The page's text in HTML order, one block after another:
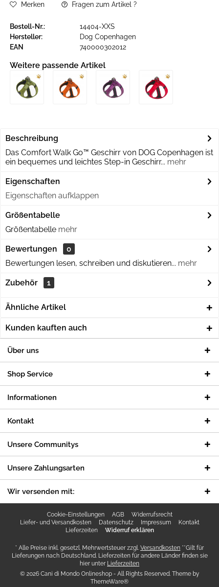
Merken Fragen zum Artikel ?
Bestell-Nr.:
14404-XXS
Hersteller:
Dog Copenhagen
EAN
740000302012
Weitere passende Artikel
Beschreibung
Das Comfort Walk Go™ Geschirr von DOG Copenhagen ist
ein bequemes und leichtes Step-in Geschirr... mehr
Eigenschaften
Eigenschaften aufklappen
Größentabelle
Größentabelle mehr
Bewertungen
0
Bewertungen lesen, schreiben und diskutieren... mehr
Zubehör 1
Ähnliche Artikel
Kunden kauften auch
Über uns
Shop Service
Informationen
Kontakt
Unsere Communitys
Unsere Zahlungsarten
Wir versenden mit:
Cookie-Einstellungen AGB
Widerrufsrecht
Liefer- und Versandkosten
Datenschutz Impressum
Kontakt
Lieferzeiten
Widerruf erklären
* Alle Preise inkl. gesetzl. Mehrwertsteuer zzgl. Versandkosten **Gilt für
Lieferungen nach Deutschland. Lieferzeiten für andere Länder finden sie
hier unter Lieferzeiten
© 2026 Cani di Mondo Onlineshop - All Rights Reserved. Theme by
ThemeWare®